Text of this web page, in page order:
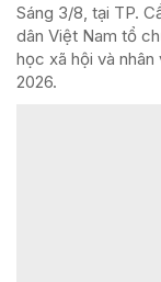
Sáng 3/8, tại TP.
dân Việt Nam tổ
học xã hội và
2026.